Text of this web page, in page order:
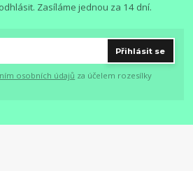
Zasíláme jednou za 14 dní.
Přihlásit se
osobních údajů za účelem rozesílky